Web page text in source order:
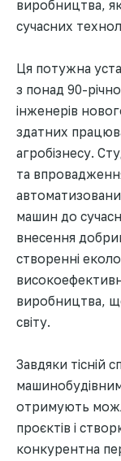
виробництва,
сучасних
Ця потужна
з понад 90-
інженерів
здатних
агробізнесу.
та
машин до
внесення
створенні
виробництва,
світу.
Завдяки тісній
отримують
проєктів і
конкурентна